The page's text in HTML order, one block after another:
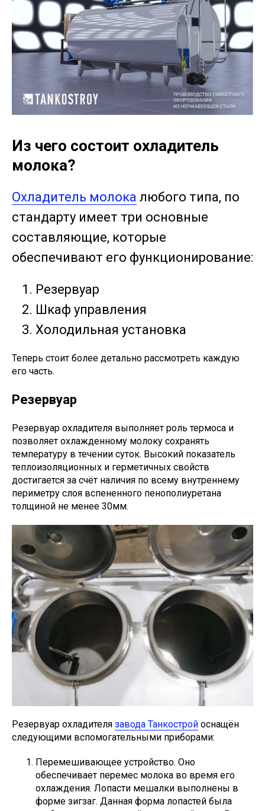
Из чего состоит охладитель
молока?
Охладитель молока любого типа, по
стандарту имеет три основные
составляющие, которые
обеспечивают его функционирование:
Резервуар
Шкаф управления
Холодильная установка
Теперь стоит более детально рассмотреть каждую
его часть.
Резервуар
Резервуар охладителя выполняет роль термоса и
позволяет охлажденному молоку сохранять
температуру в течении суток. Высокий показатель
теплоизоляционных и герметичных свойств
достигается за счёт наличия по всему внутреннему
периметру слоя вспененного пенополиуретана
толщиной не менее 30мм.
Резервуар охладителя завода Танкострой оснащён
следующими вспомогательными приборами:
Перемешивающее устройство. Оно
обеспечивает перемес молока во время его
охлаждения. Лопасти мешалки выполнены в
форме зигзаг. Данная форма лопастей была